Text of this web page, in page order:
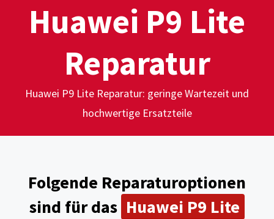
Huawei P9 Lite
Reparatur
Huawei P9 Lite Reparatur: geringe Wartezeit und
hochwertige Ersatzteile
Folgende Reparaturoptionen
sind für das Huawei P9 Lite